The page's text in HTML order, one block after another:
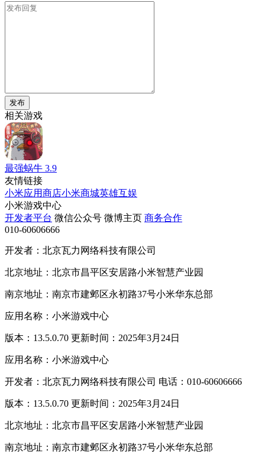
发布
相关游戏
最强蜗牛 3.9
友情链接
小米应用商店小米商城英雄互娱
小米游戏中心
开发者平台 微信公众号 微博主页 商务合作
010-60606666
开发者：北京瓦力网络科技有限公司
北京地址：北京市昌平区安居路小米智慧产业园
南京地址：南京市建邺区永初路37号小米华东总部
应用名称：小米游戏中心
版本：13.5.0.70 更新时间：2025年3月24日
应用名称：小米游戏中心
开发者：北京瓦力网络科技有限公司 电话：010-60606666
版本：13.5.0.70 更新时间：2025年3月24日
北京地址：北京市昌平区安居路小米智慧产业园
南京地址：南京市建邺区永初路37号小米华东总部